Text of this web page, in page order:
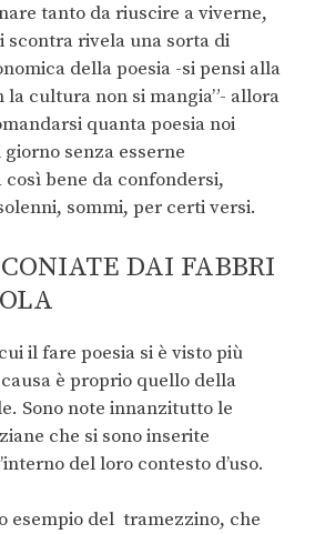
tanto da riuscire a viverne,
scontra rivela una sorta di
della poesia -si pensi alla
la cultura non si mangia”- allora
quanta poesia noi
senza esserne
bene da confondersi,
sommi, per certi versi.
DAI FABBRI
il fare poesia si è visto più
è proprio quello della
Sono note innanzitutto le
che si sono inserite
del loro contesto d’uso.
esempio del tramezzino, che